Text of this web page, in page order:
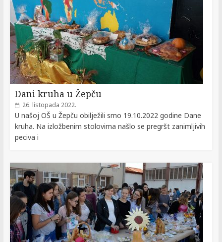
Dani kruha u Žepču
26. listopada 2022.
U našoj OŠ u Žepču obilježili smo 19.10.2022 godine Dane
kruha. Na izložbenim stolovima našlo se pregršt zanimljivih
peciva i